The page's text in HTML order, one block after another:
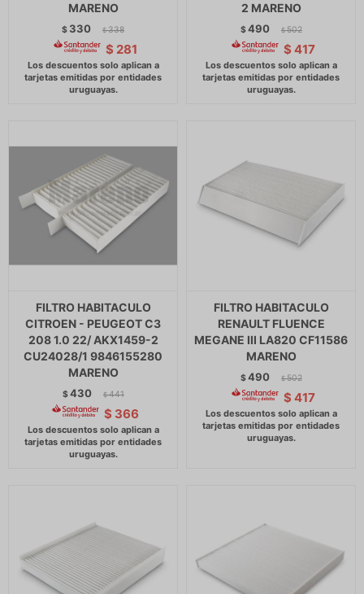
MARENO
$ 330 $ 338
$ 281
2 MARENO
$490 $ 502
$ 417
FILTRO HABITACULO
CITROEN - PEUGEOT C3
208 1.0 22/ AKX1459-2
CU24028/1 9846155280
MARENO
$430 $ 441
$ 366
FILTRO HABITACULO
RENAULT FLUENCE
MEGANE III LA820 CF11586
MARENO
$490 $ 502
$ 417